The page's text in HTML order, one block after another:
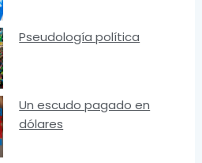
Pseudología política
Un escudo pagado en
dólares